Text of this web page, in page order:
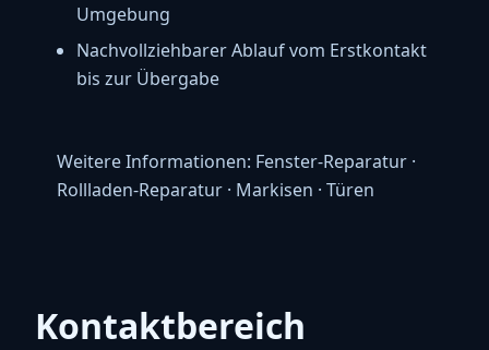
Umgebung
Nachvollziehbarer Ablauf vom Erstkontakt
bis zur Übergabe
Weitere Informationen: Fenster-Reparatur ·
Rollladen-Reparatur · Markisen · Türen
Kontaktbereich